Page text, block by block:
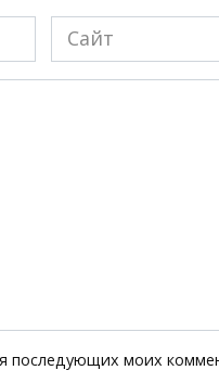
Сайт
последующих моих